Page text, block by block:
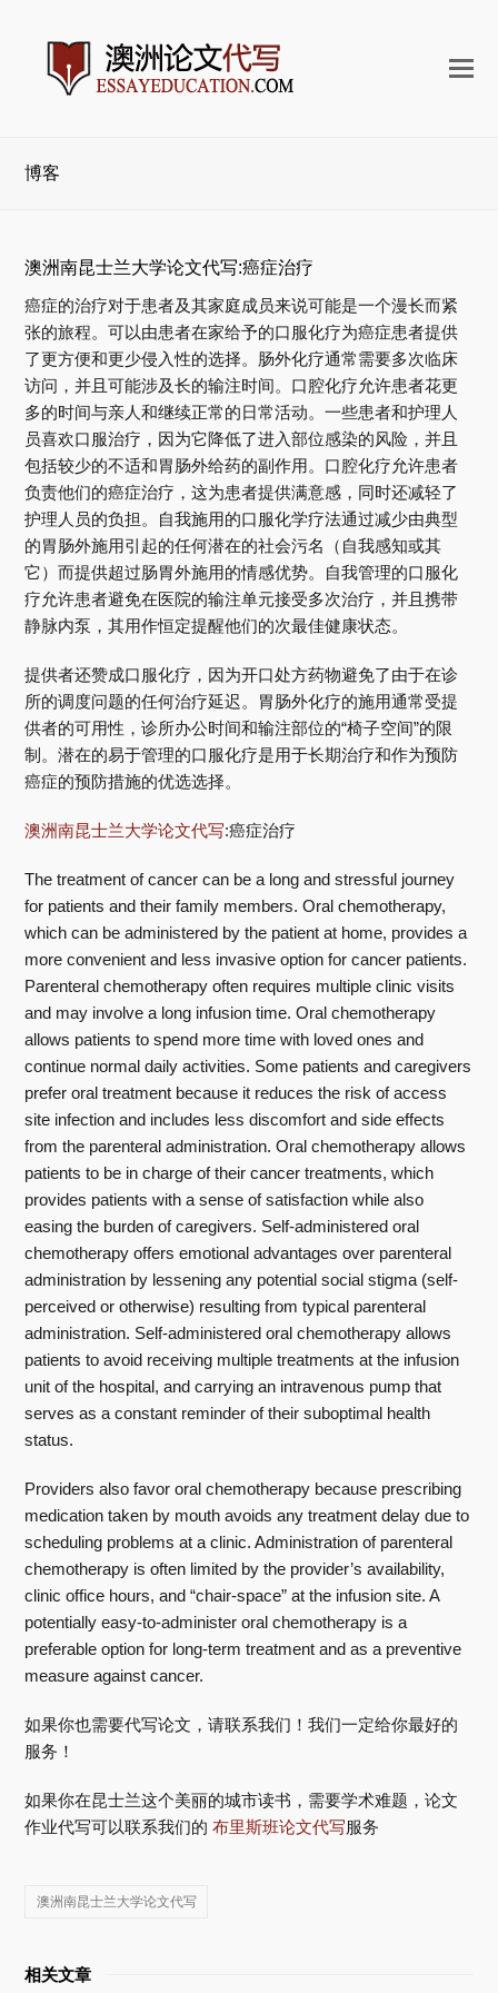
打
博客
澳洲南昆士兰大学论文代写:癌症治疗
癌症的治疗对于患者及其家庭成员来说可能是一个漫长而紧
张的旅程。可以由患者在家给予的口服化疗为癌症患者提供
了更方便和更少侵入性的选择。肠外化疗通常需要多次临床
访问，并且可能涉及长的输注时间。口腔化疗允许患者花更
多的时间与亲人和继续正常的日常活动。一些患者和护理人
员喜欢口服治疗，因为它降低了进入部位感染的风险，并且
包括较少的不适和胃肠外给药的副作用。口腔化疗允许患者
负责他们的癌症治疗，这为患者提供满意感，同时还减轻了
护理人员的负担。自我施用的口服化学疗法通过减少由典型
的胃肠外施用引起的任何潜在的社会污名（自我感知或其
它）而提供超过肠胃外施用的情感优势。自我管理的口服化
疗允许患者避免在医院的输注单元接受多次治疗，并且携带
静脉内泵，其用作恒定提醒他们的次最佳健康状态。
提供者还赞成口服化疗，因为开口处方药物避免了由于在诊
所的调度问题的任何治疗延迟。胃肠外化疗的施用通常受提
供者的可用性，诊所办公时间和输注部位的“椅子空间”的限
制。潜在的易于管理的口服化疗是用于长期治疗和作为预防
癌症的预防措施的优选选择。
澳洲南昆士兰大学论文代写:癌症治疗
The treatment of cancer can be a long and stressful journey
for patients and their family members. Oral chemotherapy,
which can be administered by the patient at home, provides a
more convenient and less invasive option for cancer patients.
Parenteral chemotherapy often requires multiple clinic visits
and may involve a long infusion time. Oral chemotherapy
allows patients to spend more time with loved ones and
continue normal daily activities. Some patients and caregivers
prefer oral treatment because it reduces the risk of access
site infection and includes less discomfort and side effects
from the parenteral administration. Oral chemotherapy allows
patients to be in charge of their cancer treatments, which
provides patients with a sense of satisfaction while also
easing the burden of caregivers. Self-administered oral
chemotherapy offers emotional advantages over parenteral
administration by lessening any potential social stigma (self-
perceived or otherwise) resulting from typical parenteral
administration. Self-administered oral chemotherapy allows
patients to avoid receiving multiple treatments at the infusion
unit of the hospital, and carrying an intravenous pump that
serves as a constant reminder of their suboptimal health
status.
Providers also favor oral chemotherapy because prescribing
medication taken by mouth avoids any treatment delay due to
scheduling problems at a clinic. Administration of parenteral
chemotherapy is often limited by the provider’s availability,
clinic office hours, and “chair-space” at the infusion site. A
potentially easy-to-administer oral chemotherapy is a
preferable option for long-term treatment and as a preventive
measure against cancer.
如果你也需要代写论文，请联系我们！我们一定给你最好的
服务！
如果你在昆士兰这个美丽的城市读书，需要学术难题，论文
作业代写可以联系我们的布里斯班论文代写服务
澳洲南昆士兰大学论文代写
相关文章